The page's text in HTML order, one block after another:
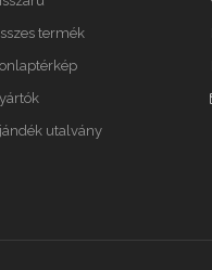
termék
utalvány